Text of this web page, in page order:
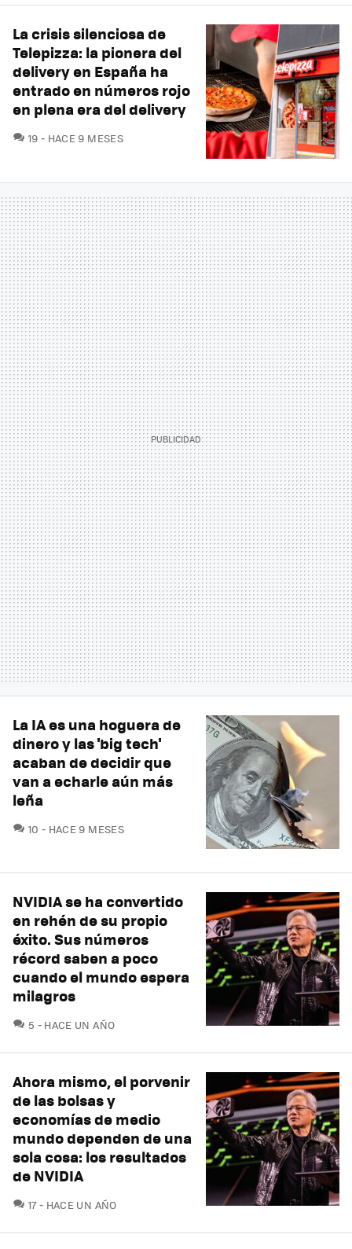
La crisis silenciosa de
Telepizza: la pionera del
delivery en España ha
entrado en números rojo
en plena era del delivery
19 COMENTARIOS
HACE 9 MESES
La IA es una hoguera de
dinero y las 'big tech'
acaban de decidir que
van a echarle aún más
leña
10 COMENTARIOS
HACE 9 MESES
NVIDIA se ha convertido
en rehén de su propio
éxito. Sus números
récord saben a poco
cuando el mundo espera
milagros
5 COMENTARIOS
HACE UN AÑO
Ahora mismo, el porvenir
de las bolsas y
economías de medio
mundo dependen de una
sola cosa: los resultados
de NVIDIA
17COMENTARIOS
HACE UN AÑO